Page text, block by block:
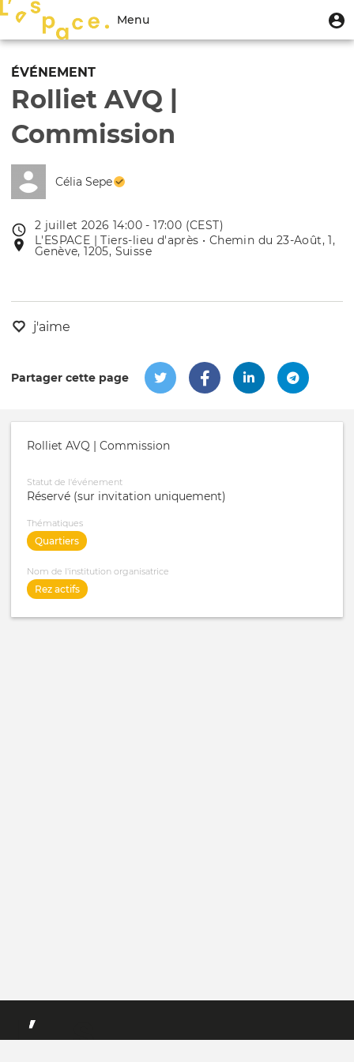
contenu
Menu
du
compte
de
l'utilisateur
Menu
Toggle
ÉVÉNEMENT
Rolliet AVQ |
Commission
Célia Sepe
Date
de
l'évênement
2 juillet 2026 14:00 - 17:00 (CEST)
Lieu
de
L'ESPACE | Tiers-lieu d'après • Chemin du 23-Août, 1,
Genève, 1205, Suisse
j'aime
Partager cette page
Rolliet AVQ | Commission
Statut de l'événement
Réservé (sur invitation uniquement)
Thématiques
Quartiers
Nom de l'institution organisatrice
Rez actifs